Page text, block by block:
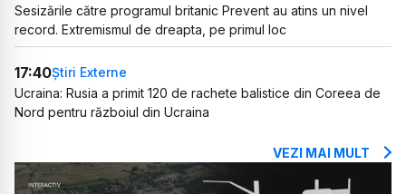
Sesizările către programul britanic Prevent au atins un nivel
record. Extremismul de dreapta, pe primul loc
17:40Știri Externe
Ucraina: Rusia a primit 120 de rachete balistice din Coreea de
Nord pentru războiul din Ucraina
VEZI MAI MULT